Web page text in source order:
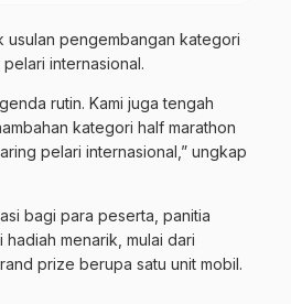
usulan pengembangan kategori
internasional.
rutin. Kami juga tengah
kategori half marathon
pelari internasional,” ungkap
bagi para peserta, panitia
menarik, mulai dari
prize berupa satu unit mobil.